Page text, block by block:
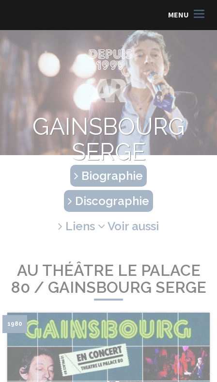
MENU
GAINSBOURG
SERGE
Biographie
Discographie
Liens
Voir aussi
AU THÉÂTRE LE PALACE
80 / GAINSBOURG SERGE
1980